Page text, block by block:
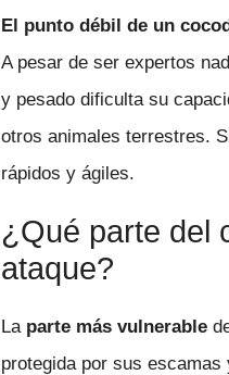
El punto débil de un
A pesar de ser expertos
y pesado dificulta su
otros animales terrestres.
rápidos y ágiles.
¿Qué parte del
ataque?
La parte más vulnerable
protegida por sus